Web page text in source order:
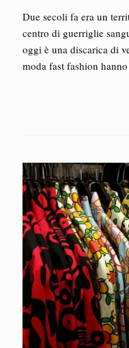
Due secoli fa era un
centro di guerriglie
oggi è una discarica di
moda fast fashion